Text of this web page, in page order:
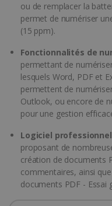
ou de remplacer la
permet de numériser
(15 ppm).
Fonctionnalités de
permettant de
lesquels Word, PDF et
permettent de
Outlook, ou encore de
pour une gestion
Logiciel
proposant de
création de documents
commentaires, ainsi
documents PDF - Essai